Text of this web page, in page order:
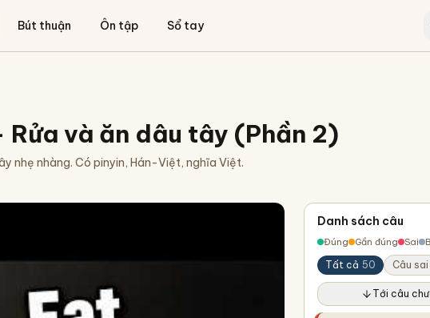
Bút thuận Ôn tập Sổ tay
Rửa và ăn dâu tây (Phần 2)
nhẹ nhàng. Có pinyin, Hán-Việt, nghĩa Việt.
Danh sách câu
Đúng Gần đúng Sai
Tất cả 50 Câu sai
Tới câu